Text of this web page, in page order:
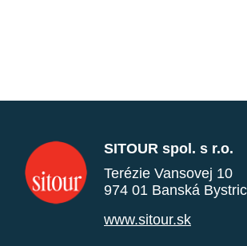
SITOUR spol. s r.o.
Terézie Vansovej 10
974 01 Banská
www.sitour.sk